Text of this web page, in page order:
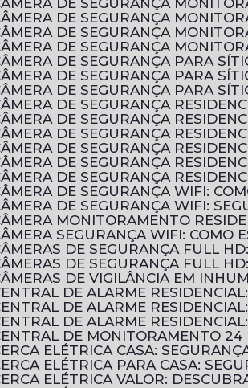
CÂMERA DE SEGURANÇA
CÂMERA DE SEGURANÇA
CÂMERA DE SEGURANÇA
CÂMERA DE SEGURANÇA
CÂMERA DE SEGURANÇA PARA
CÂMERA DE SEGURANÇA PARA
CÂMERA DE SEGURANÇA PARA
CÂMERA DE SEGURANÇA
CÂMERA DE SEGURANÇA
CÂMERA DE SEGURANÇA
CÂMERA DE SEGURANÇA
CÂMERA DE SEGURANÇA
CÂMERA DE SEGURANÇA
CÂMERA DE SEGURANÇA WIFI:
CÂMERA DE SEGURANÇA WIFI:
CÂMERA MONITORAMENTO
CÂMERA SEGURANÇA WIFI: COMO
CÂMERAS DE SEGURANÇA FULL
CÂMERAS DE SEGURANÇA FULL
CÂMERAS DE VIGILÂNCIA EM
CENTRAL DE ALARME
CENTRAL DE ALARME
CENTRAL DE ALARME
CENTRAL DE MONITORAMENTO
CERCA ELÉTRICA CASA:
CERCA ELÉTRICA PARA CASA:
CERCA ELÉTRICA VALOR: